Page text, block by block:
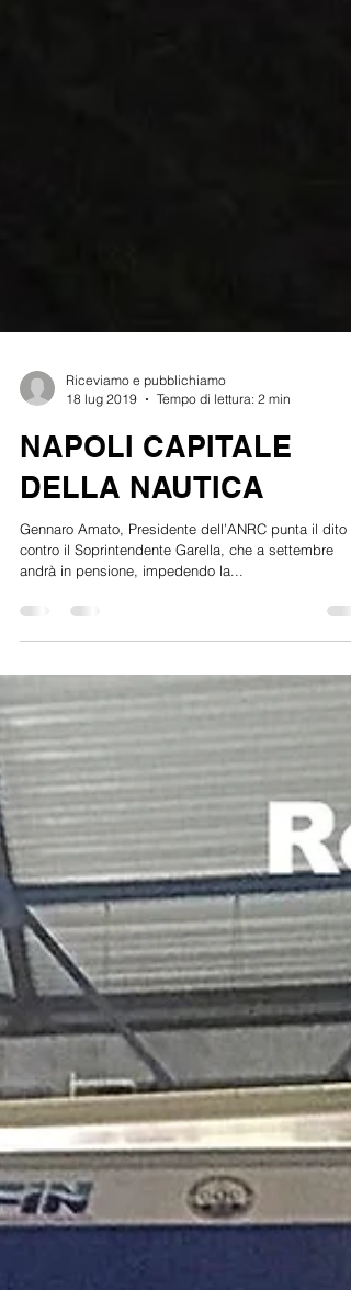
18 lug 2019
Tempo di lettura: 2 min
NAPOLI CAPITALE
DELLA NAUTICA
Gennaro Amato, Presidente dell’ANRC punta il dito
andrà in pensione, impedendo la...